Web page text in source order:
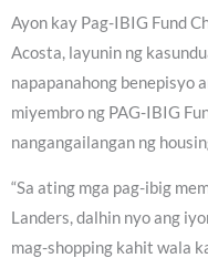
Ayon kay Pag-IBIG Fund
Acosta, layunin ng
napapanahong benepisyo
miyembro ng PAG-IBIG
nangangailangan ng
“Sa ating mga pag-ibig
Landers, dalhin nyo ang
mag-shopping kahit wala